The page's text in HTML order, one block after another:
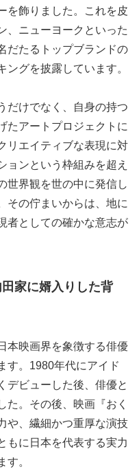
を飾りました。これを皮
、ニューヨークといった
だたるトップブランドの
グを披露しています。
だけでなく、自身の持つ
たアートプロジェクトに
リエイティブな表現に対
ョンという枠組みを超え
世界観を世の中に発信し
その佇まいからは、地に
者としての確かな意志が
家に婿入りした背
本映画界を象徴する俳優
す。1980年代にアイド
デビューした後、俳優と
た。その後、映画『おく
や、繊細かつ重厚な演技
もに日本を代表する実力
す。